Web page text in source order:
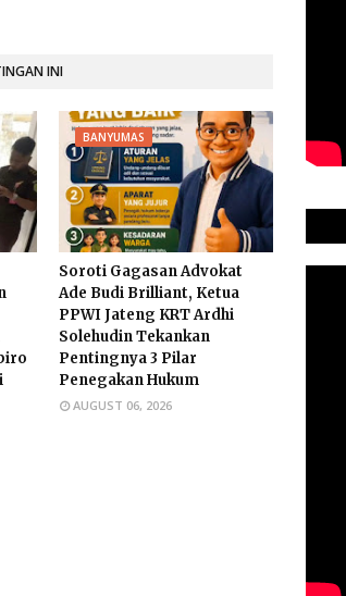
INI
BANYUMAS
Soroti Gagasan Advokat
Ade Budi Brilliant, Ketua
PPWI Jateng KRT Ardhi
Solehudin Tekankan
Pentingnya 3 Pilar
Penegakan Hukum
AUGUST 06, 2026